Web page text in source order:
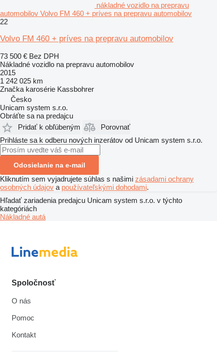
nákladné vozidlo na prepravu
automobilov Volvo FM 460 + príves na prepravu automobilov
22
Volvo FM 460 + príves na prepravu automobilov
73 500 € Bez DPH
Nákladné vozidlo na prepravu automobilov
2015
1 242 025 km
Značka karosérie Kassbohrer
Česko
Unicam system s.r.o.
Obráťte sa na predajcu
Pridať k obľúbeným
Porovnať
Prihláste sa k odberu nových inzerátov od Unicam system s.r.o.
Odosielanie na e-mail
Kliknutím sem vyjadrujete súhlas s našimi zásadami ochrany
osobných údajov a používateľskými dohodami.
Hľadať zariadenia predajcu Unicam system s.r.o. v týchto
kategóriách
Nákladné autá
Spoločnosť
O nás
Pomoc
Kontakt